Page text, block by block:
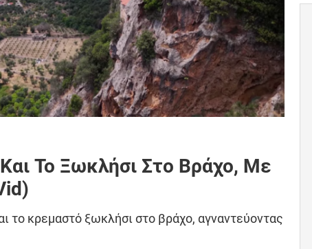
Το Ξωκλήσι Στο Βράχο, Με
το κρεμαστό ξωκλήσι στο βράχο, αγναντεύοντας